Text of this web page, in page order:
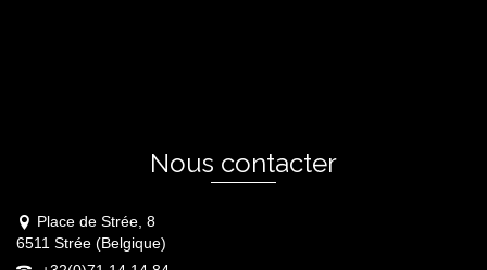
Nous contacter
Place de Strée, 8
6511 Strée (Belgique)